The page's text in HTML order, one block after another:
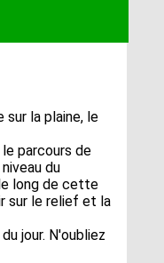
sur la plaine, le
parcours de
du
long de cette
sur le relief et la
jour. N'oubliez